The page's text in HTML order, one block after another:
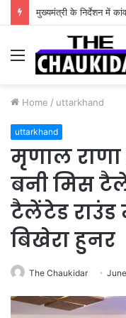
Menu
Home / uttarkhand
uttarkhand
मृणाल
बनी मिस
टैलेंटेड राउंड
बिखेरा हुनर
The Chaukidar